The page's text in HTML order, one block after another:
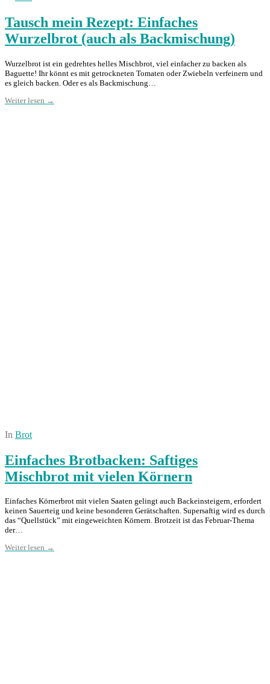
Tausch mein Rezept: Einfaches
Wurzelbrot (auch als Backmischung)
Wurzelbrot ist ein gedrehtes helles Mischbrot, viel einfacher zu backen als
Baguette! Ihr könnt es mit getrockneten Tomaten oder Zwiebeln verfeinern und
es gleich backen. Oder es als Backmischung…
Weiter lesen →
In Brot
Einfaches Brotbacken: Saftiges
Mischbrot mit vielen Körnern
Einfaches Körnerbrot mit vielen Saaten gelingt auch Backeinsteigern, erfordert
keinen Sauerteig und keine besonderen Gerätschaften. Supersaftig wird es durch
das “Quellstück” mit eingeweichten Körnern. Brotzeit ist das Februar-Thema
der…
Weiter lesen →